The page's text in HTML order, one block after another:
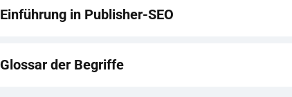
Einführung in Publisher-SEO
Glossar der Begriffe